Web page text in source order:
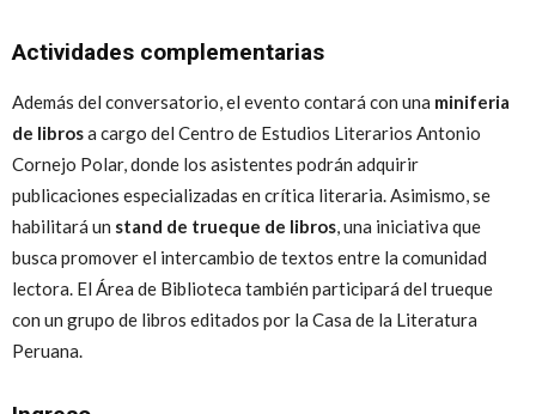
Actividades complementarias
Además del conversatorio, el evento contará con una miniferia
de librosa cargo del Centro de Estudios Literarios Antonio
Cornejo Polar, donde los asistentes podrán adquirir
publicaciones especializadas en crítica literaria. Asimismo, se
habilitará un stand de trueque de libros, una iniciativa que
busca promover el intercambio de textos entre la comunidad
lectora. El Área de Biblioteca también participará del trueque
con un grupo de libros editados por la Casa de la Literatura
Peruana.